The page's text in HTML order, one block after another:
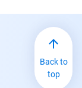
Back to
top